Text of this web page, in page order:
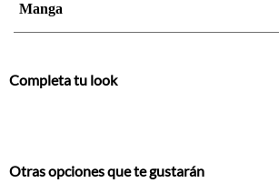
Manga
Completa tu look
Otras opciones que te gustarán